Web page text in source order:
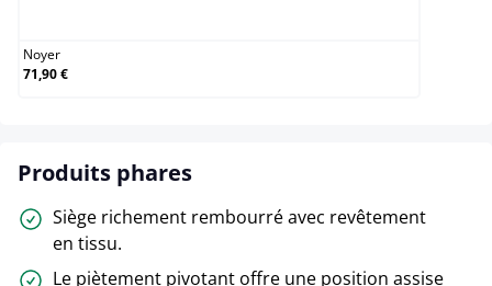
Noyer
71,90 €
Produits phares
Siège richement rembourré avec revêtement
en tissu.
Le piètement pivotant offre une position assise